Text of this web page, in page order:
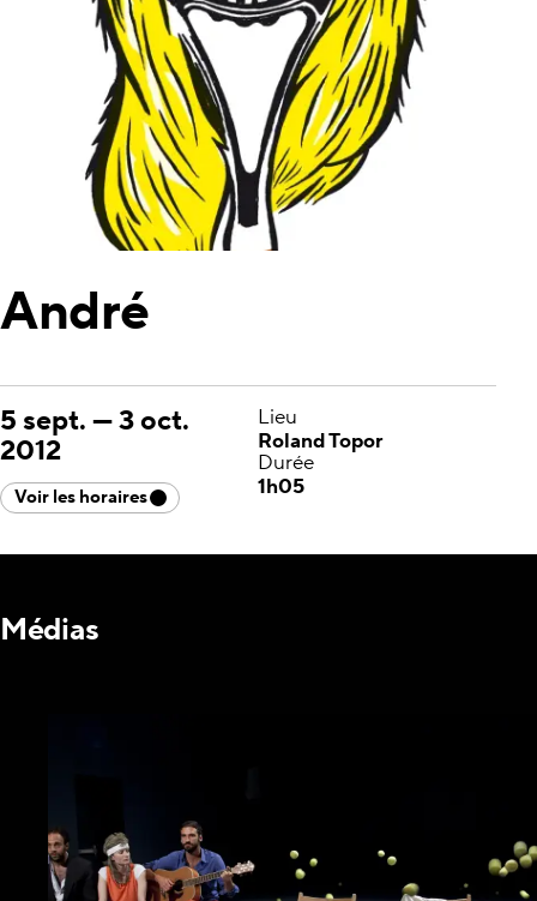
André
5 sept. —3 oct.
2012
Voir les horaires
Lieu
Roland Topor
Durée
1h05
Médias